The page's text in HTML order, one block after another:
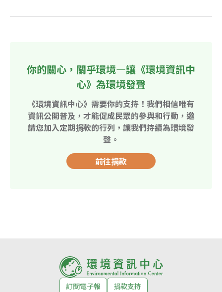
你的關心，關乎環境—讓《環境資訊中
心》為環境發聲
《環境資訊中心》需要你的支持！我們相信唯有
資訊公開普及，才能促成民眾的參與和行動，邀
請您加入定期捐款的行列，讓我們持續為環境發
聲。
前往捐款
訂閱電子報 捐款支持